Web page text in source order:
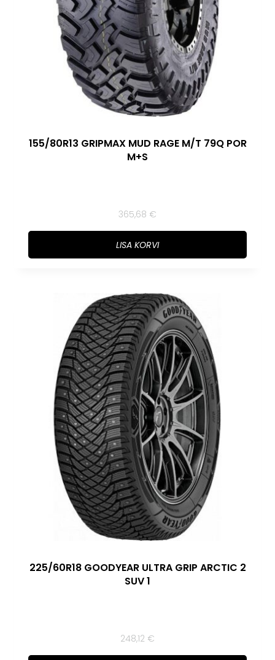
155/80R13 GRIPMAX MUD RAGE M/T 79Q POR
M+S
365,68 €
LISA KORVI
225/60R18 GOODYEAR ULTRA GRIP ARCTIC 2
SUV 1
248,12 €